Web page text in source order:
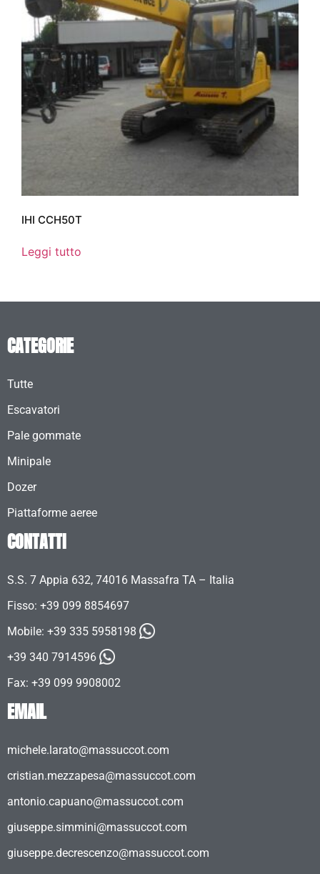
IHI CCH50T
Leggi tutto
CATEGORIE
Tutte
Escavatori
Pale gommate
Minipale
Dozer
Piattaforme aeree
CONTATTI
S.S. 7 Appia 632, 74016 Massafra TA – Italia
Fisso: +39 099 8854697
Mobile: +39 335 5958198
+39 340 7914596
Fax: +39 099 9908002
EMAIL
michele.larato@massuccot.com
cristian.mezzapesa@massuccot.com
antonio.capuano@massuccot.com
giuseppe.simmini@massuccot.com
giuseppe.decrescenzo@massuccot.com